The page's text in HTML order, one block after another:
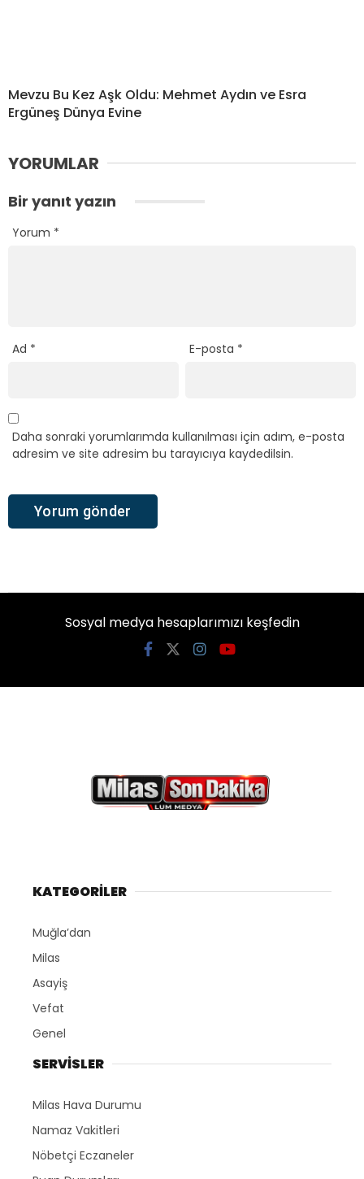
Mevzu Bu Kez Aşk Oldu: Mehmet Aydın ve Esra
Ergüneş Dünya Evine
YORUMLAR
Bir yanıt yazın
Yorum *
Ad * E-posta *
Daha sonraki yorumlarımda kullanılması için adım, e-posta
adresim ve site adresim bu tarayıcıya kaydedilsin.
Sosyal medya hesaplarımızı keşfedin
KATEGORİLER
Muğla’dan
Milas
Asayiş
Vefat
Genel
SERVİSLER
Milas Hava Durumu
Namaz Vakitleri
Nöbetçi Eczaneler